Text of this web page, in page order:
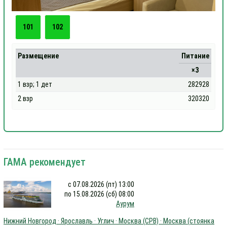
101 102
Размещение
Питание
×3
1 взр; 1 дет
282928
2 взр
320320
ГАМА рекомендует
с 07.08.2026 (пт) 13:00
по 15.08.2026 (сб) 08:00
Аурум
Нижний Новгород · Ярославль · Углич · Москва (СРВ) · Москва (стоянка